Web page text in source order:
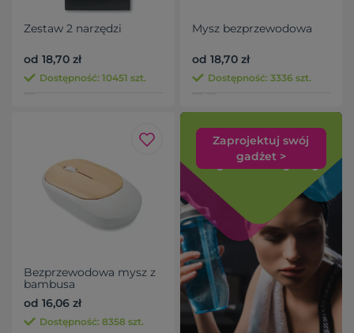
Zestaw 2 narzędzi
od 18,70 zł
Dostępność: 10451 szt.
Mysz bezprzewodowa
od 18,70 zł
Dostępność: 3336 szt.
Bezprzewodowa mysz z
bambusa
od 16,06 zł
Dostępność: 8358 szt.
Zaprojektuj swój
gadżet >